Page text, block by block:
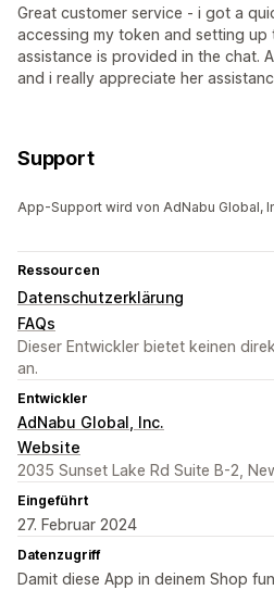
Great customer service - i got a
accessing my token and setting up
assistance is provided in the chat.
and i really appreciate her
Support
App-Support wird von AdNabu Global,
Ressourcen
Datenschutzerklärung
FAQs
Dieser Entwickler bietet keinen
an.
Entwickler
AdNabu Global, Inc.
Website
2035 Sunset Lake Rd Suite B-2,
Eingeführt
27. Februar 2024
Datenzugriff
Damit diese App in deinem Shop